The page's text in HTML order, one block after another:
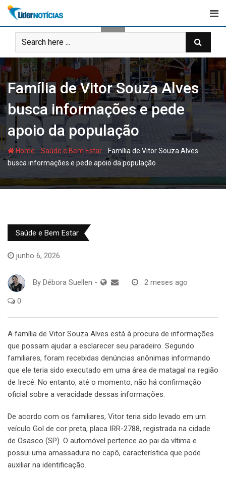
Skip
content
Família de Vitor Souza Alves
busca informações e pede
apoio da população
Home -Saúde e Bem Estar
Família de Vitor Souza Alves
busca informações e pede apoio da população
Saúde e Bem Estar
junho 6, 2026
By Débora Suellen - 2 meses ago
0
A família de Vitor Souza Alves está à procura de informações
que possam ajudar a esclarecer seu paradeiro. Segundo
familiares, foram recebidas denúncias anônimas informando
que ele teria sido executado em uma área de matagal na região
de Irecê. No entanto, até o momento, não há confirmação
oficial sobre a veracidade dessas informações.
De acordo com os familiares, Vitor teria sido levado em um
veículo Gol de cor preta, placa IRR-2788, registrada na cidade
de Osasco (SP). O automóvel pertence ao pai da vítima e
possui uma amassadura no capô, característica que pode
auxiliar na identificação.